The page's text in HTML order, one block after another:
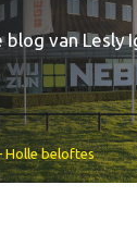
van Lesly
Holle beloftes